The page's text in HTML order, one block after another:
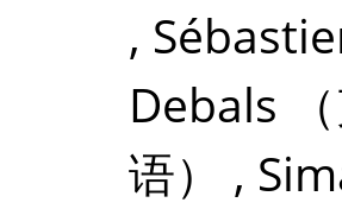
,
Debals
语）
,